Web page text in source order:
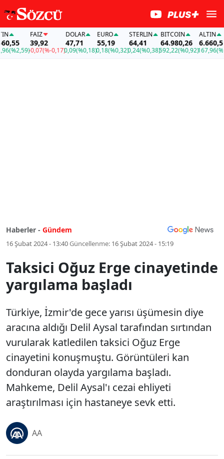
FAİZ
39,92
-0,07(%-0,17)
DOLAR
47,71
0,09(%0,18)
EURO
55,19
0,18(%0,32)
STERLIN
64,41
0,24(%0,38)
BITCOIN
64.980,26
592,22(%0,92)
ALTIN
6.660,55
167,96(%2,59)-
Haberler - Gündem
16 Şubat 2024 - 13:40Güncellenme: 16 Şubat 2024 - 15:19
Taksici Oğuz Erge cinayetinde
yargılama başladı
Türkiye, İzmir'de gece yarısı üşümesin diye
aracına aldığı Delil Aysal tarafından sırtından
vurularak katledilen taksici Oğuz Erge
cinayetini konuşmuştu. Görüntüleri kan
donduran olayda yargılama başladı.
Mahkeme, Delil Aysal'ı cezai ehliyeti
araştırılması için hastaneye sevk etti.
AA